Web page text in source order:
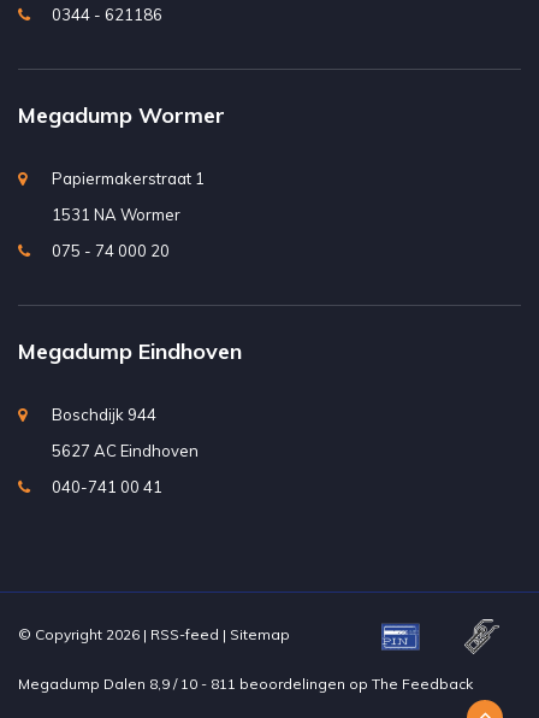
0344 - 621186
Megadump Wormer
Papiermakerstraat 1
1531 NA Wormer
075 - 74 000 20
Megadump Eindhoven
Boschdijk 944
5627 AC Eindhoven
040-741 00 41
© Copyright 2026 | RSS-feed | Sitemap
Megadump Dalen 8,9 / 10 - 811 beoordelingen op The Feedback